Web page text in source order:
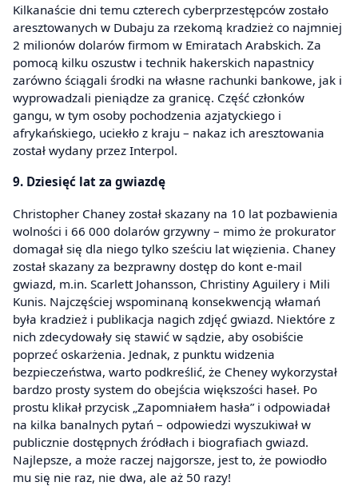
Kilkanaście dni temu czterech cyberprzestępców zostało
aresztowanych w Dubaju za rzekomą kradzież co najmniej
2 milionów dolarów firmom w Emiratach Arabskich. Za
pomocą kilku oszustw i technik hakerskich napastnicy
zarówno ściągali środki na własne rachunki bankowe, jak i
wyprowadzali pieniądze za granicę. Część członków
gangu, w tym osoby pochodzenia azjatyckiego i
afrykańskiego, uciekło z kraju – nakaz ich aresztowania
został wydany przez Interpol.
9. Dziesięć lat za gwiazdę
Christopher Chaney został skazany na 10 lat pozbawienia
wolności i 66 000 dolarów grzywny – mimo że prokurator
domagał się dla niego tylko sześciu lat więzienia. Chaney
został skazany za bezprawny dostęp do kont e-mail
gwiazd, m.in. Scarlett Johansson, Christiny Aguilery i Mili
Kunis. Najczęściej wspominaną konsekwencją włamań
była kradzież i publikacja nagich zdjęć gwiazd. Niektóre z
nich zdecydowały się stawić w sądzie, aby osobiście
poprzeć oskarżenia. Jednak, z punktu widzenia
bezpieczeństwa, warto podkreślić, że Cheney wykorzystał
bardzo prosty system do obejścia większości haseł. Po
prostu klikał przycisk „Zapomniałem hasła” i odpowiadał
na kilka banalnych pytań – odpowiedzi wyszukiwał w
publicznie dostępnych źródłach i biografiach gwiazd.
Najlepsze, a może raczej najgorsze, jest to, że powiodło
mu się nie raz, nie dwa, ale aż 50 razy!